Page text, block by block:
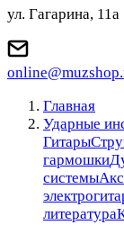
ул. Гагарина, 11а
Главная
Ударные
Гитары
гармошки
системы
литература